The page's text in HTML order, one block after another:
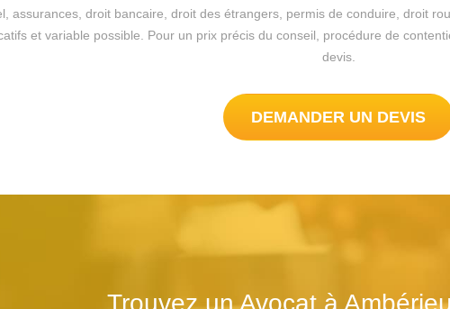
assurances, droit bancaire, droit des étrangers, permis de conduire, droit
et variable possible. Pour un prix précis du conseil, procédure de
devis.
DEMANDER UN DEVIS
Trouvez un Avocat à